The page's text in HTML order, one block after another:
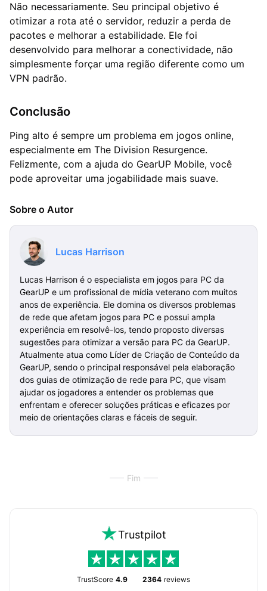
Não necessariamente. Seu principal objetivo é
otimizar a rota até o servidor, reduzir a perda de
pacotes e melhorar a estabilidade. Ele foi
desenvolvido para melhorar a conectividade, não
simplesmente forçar uma região diferente como um
VPN padrão.
Conclusão
Ping alto é sempre um problema em jogos online,
especialmente em The Division Resurgence.
Felizmente, com a ajuda do GearUP Mobile, você
pode aproveitar uma jogabilidade mais suave.
Sobre o Autor
Lucas Harrison
Lucas Harrison é o especialista em jogos para PC da
GearUP e um profissional de mídia veterano com muitos
anos de experiência. Ele domina os diversos problemas
de rede que afetam jogos para PC e possui ampla
experiência em resolvê-los, tendo proposto diversas
sugestões para otimizar a versão para PC da GearUP.
Atualmente atua como Líder de Criação de Conteúdo da
GearUP, sendo o principal responsável pela elaboração
dos guias de otimização de rede para PC, que visam
ajudar os jogadores a entender os problemas que
enfrentam e oferecer soluções práticas e eficazes por
meio de orientações claras e fáceis de seguir.
Fim
Trustpilot
TrustScore 4.9 2364 reviews